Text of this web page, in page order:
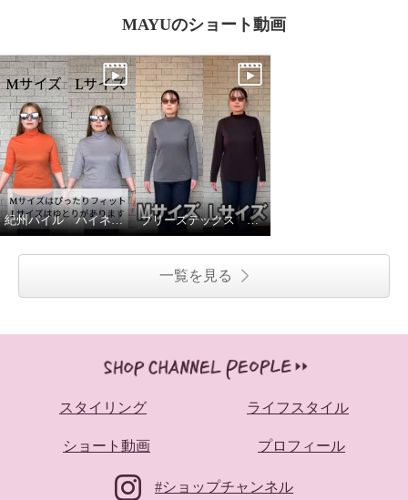
MAYUのショート動画
紀州パイル ハイネック6分丈サイズ比較 ブリーズテックス サイズ比較✨
一覧を見る
スタイリング ライフスタイル
ショート動画 プロフィール
#ショップチャンネル